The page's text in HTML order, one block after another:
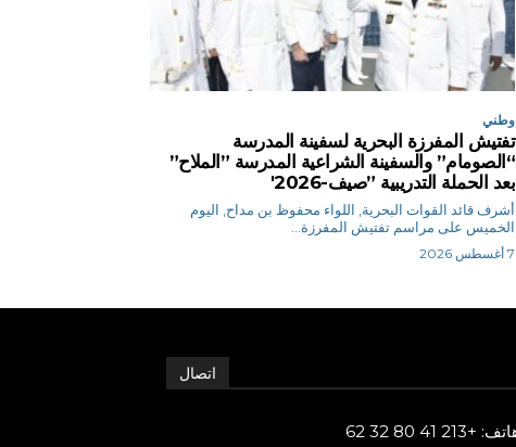
وطني
تفتيش المفرزة البحرية لسفينة المدرسة
“الصومام” والسفينة الشراعية المدرسة ”الملاح”
بعد الحملة التدريبية ”صيف-2026′
أشرف قائد القوات البحرية, اللواء محفوظ بن مداح, اليوم
الخميس على مراسم تفتيش المفرزة...
7 أغسطس 2026
اتصال
+213 41 80 32 62